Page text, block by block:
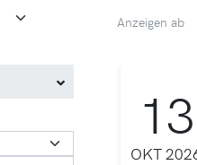
Anzeigen ab
13
OKT